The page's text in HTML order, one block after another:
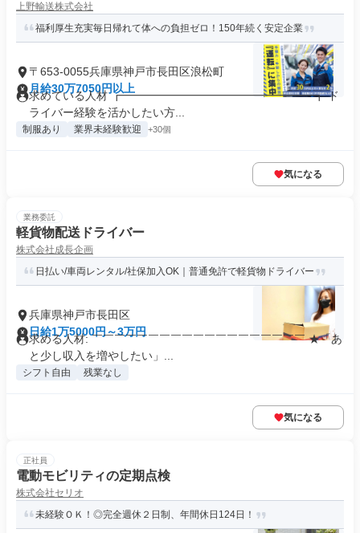
上野輸送株式会社
福利厚生充実毎日帰れて体への負担ゼロ！150年続く安定企業
〒653-0055兵庫県神戸市長田区浪松町
月給30万7050円以上
求めている人材 ┏━━━━━━━━━━━━━━━━━┓ ド
ライバー経験を活かしたい方...
制服あり 業界未経験歓迎 +30個
気になる
業務委託
軽貨物配送ドライバー
株式会社成長企画
日払い/車両レンタル/社保加入OK｜普通免許で軽貨物ドライバー
兵庫県神戸市長田区
日給1万5000円～3万円
求める人材: ￣￣￣￣￣￣￣￣￣￣￣￣￣￣￣￣￣￣￣ ★「あ
と少し収入を増やしたい」...
シフト自由 残業なし
気になる
正社員
電動モビリティの定期点検
株式会社セリオ
未経験ＯＫ！◎完全週休２日制、年間休日124日！